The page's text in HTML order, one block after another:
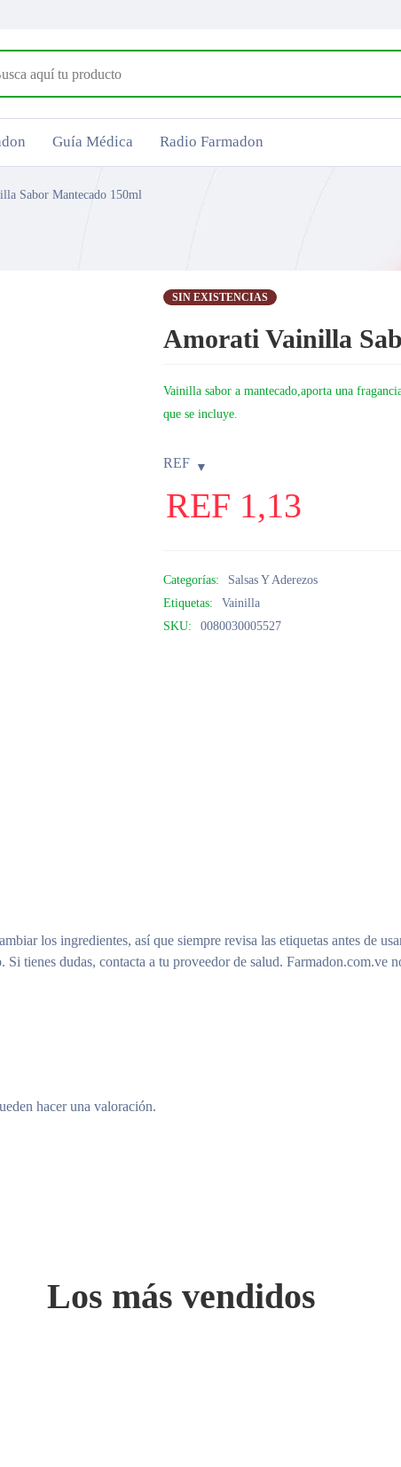
Guía Médica Radio Farmadon
Sabor Mantecado 150ml
SIN EXISTENCIAS
Amorati Vainilla
Vainilla sabor a mantecado,aporta una
que se incluye.
REF
REF 1,13
Categorías:
Salsas Y Aderezos
Etiquetas:
Vainilla
SKU:
0080030005527
los ingredientes, así que siempre revisa las etiquetas antes de
tienes dudas, contacta a tu proveedor de salud. Farmadon.com.ve
hacer una valoración.
Los más vendidos